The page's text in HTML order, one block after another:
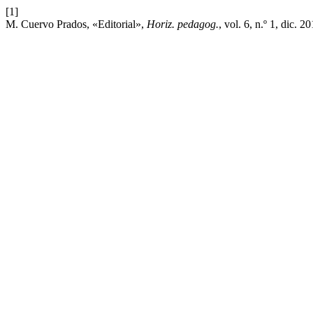
[1]
M. Cuervo Prados, «Editorial», Horiz. pedagog., vol. 6, n.º 1, dic.